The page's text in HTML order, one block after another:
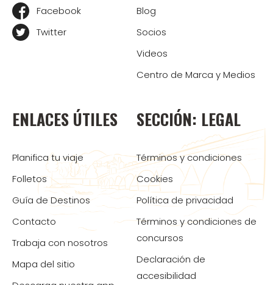
Facebook
Twitter
Blog
Socios
Videos
Centro de Marca y Medios
ENLACES ÚTILES
Planifica tu viaje
Folletos
Guía de Destinos
Contacto
Trabaja con nosotros
Mapa del sitio
SECCIÓN: LEGAL
Términos y condiciones
Cookies
Política de privacidad
Términos y condiciones de
concursos
Declaración de
accesibilidad